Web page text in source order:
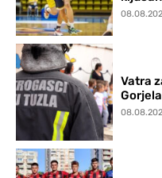
Vatra